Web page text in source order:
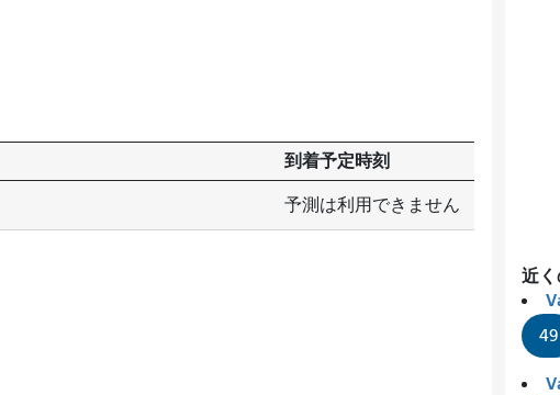
到着予定時刻
予測は利用できません
近
49